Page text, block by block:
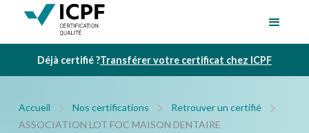
Déjà certifié ?Transférer votre certificat chez ICPF
Accueil Nos certifications
Retrouver un certifié
ASSOCIATION LOT FOC MAISON DENTAIRE